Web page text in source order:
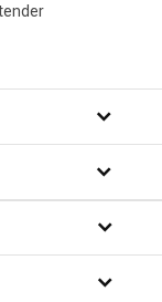
auf deine
über dein Haar,
einwirken.
Wasser